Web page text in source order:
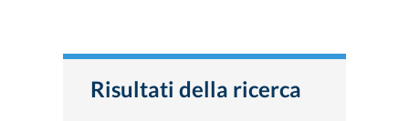
Risultati della ricerca